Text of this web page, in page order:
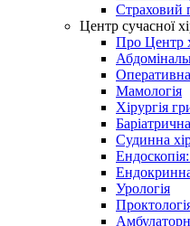
Страховий
Центр сучасної
Про Центр
Оперативна
Мамологія
Хірургія
Судинна
Ендокринна
Урологія